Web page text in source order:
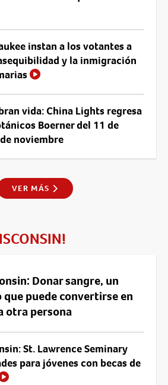
instan a los votantes a
y la inmigración
vida: China Lights regresa
Boerner del 11 de
noviembre
VER MÁS
Donar sangre, un
puede convertirse en
otra persona
St. Lawrence Seminary
para jóvenes con becas de